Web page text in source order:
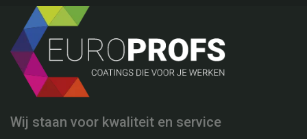
Wij staan voor kwaliteit en service